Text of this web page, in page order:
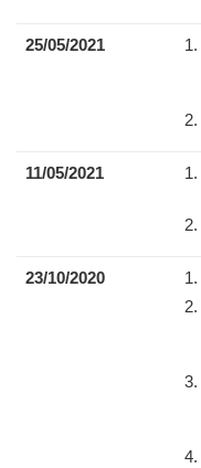
25/05/2021
11/05/2021
23/10/2020